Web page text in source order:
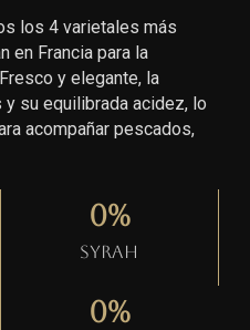
los 4 varietales más
en Francia para la
y elegante, la
su equilibrada acidez, lo
acompañar pescados,
Syrah
0%
0%